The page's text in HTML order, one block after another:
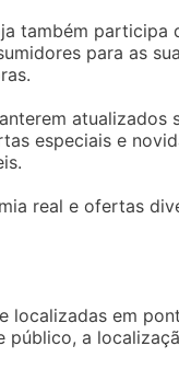
também
para as
especiais e
real e ofertas
localizadas em
público, a